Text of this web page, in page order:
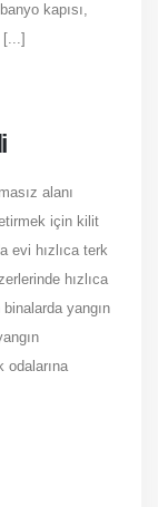
kapısı,
[...]
alanı
için kilit
evi hızlıca terk
hızlıca
yangın
odalarına